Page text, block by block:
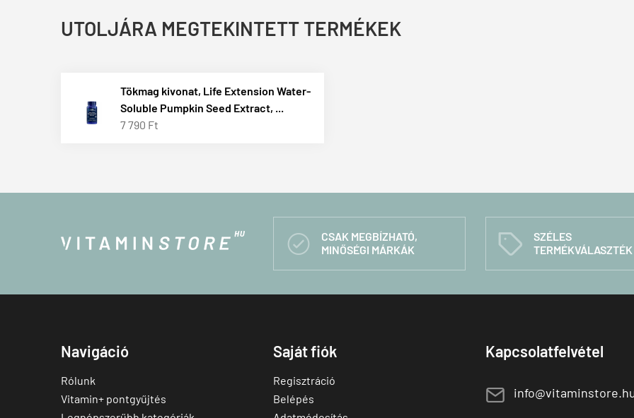
UTOLJÁRA MEGTEKINTETT TERMÉKEK
Tökmag kivonat, Life Extension Water-
Soluble Pumpkin Seed Extract, ...
7 790 Ft

CSAK MEGBÍZHATÓ,
MINŐSÉGI MÁRKÁK
C
SZÉLES
TERMÉKVÁLASZTÉK
Navigáció
Rólunk
Vitamin+ pontgyűjtés
Saját fiók
Regisztráció
Belépés
Kapcsolatfelvétel
E